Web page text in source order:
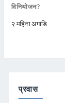
विनियोजन?
२ महिना अगाडि
प्रवास